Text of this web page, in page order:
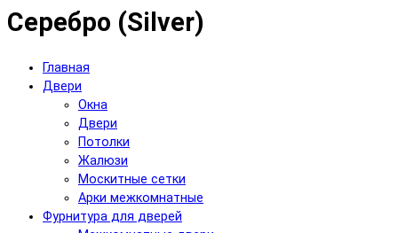
Серебро (Silver)
Главная
Двери
Окна
Двери
Потолки
Жалюзи
Москитные сетки
Арки межкомнатные
Фурнитура для дверей